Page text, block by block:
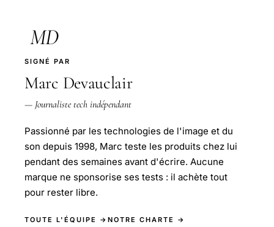
MD
SIGNÉ PAR
Marc Devauclair
— Journaliste tech indépendant
Passionné par les technologies de l'image et du
son depuis 1998, Marc teste les produits chez lui
pendant des semaines avant d'écrire. Aucune
marque ne sponsorise ses tests : il achète tout
pour rester libre.
TOUTE L'ÉQUIPE → NOTRE CHARTE →